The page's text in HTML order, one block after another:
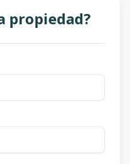
propiedad?